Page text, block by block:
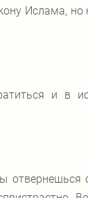
Ислама, но
и в
отвернешься